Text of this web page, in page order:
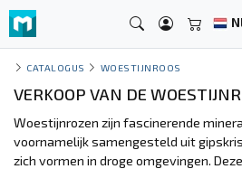
CATALOGUS WOESTIJNROOS
VERKOOP VAN DE
Woestijnrozen zijn fascinerende
voornamelijk samengesteld uit
zich vormen in droge omgevingen.